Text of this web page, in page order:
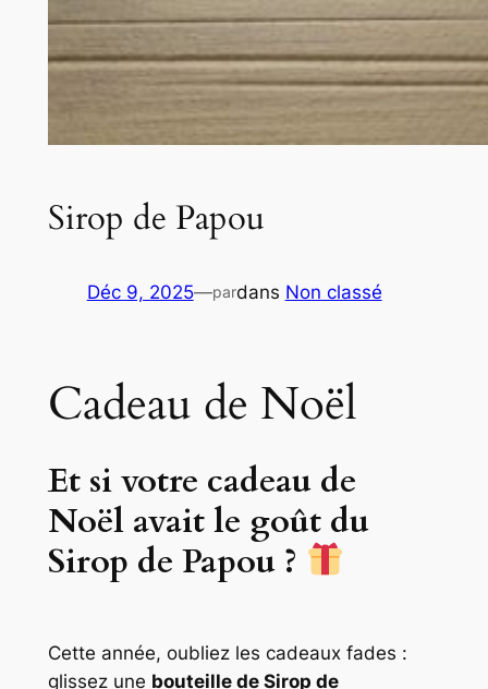
Sirop de Papou
Déc 9, 2025—pardans Non classé
Cadeau de Noël
Et si votre cadeau de
Noël avait le goût du
Sirop de Papou ?
Cette année, oubliez les cadeaux fades :
glissez une bouteille de Sirop de